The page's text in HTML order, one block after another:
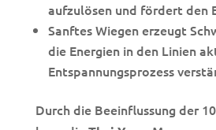
aufzulösen und fördert den
Sanftes Wiegen erzeugt
die Energien in den Linien
Entspannungsprozess
Durch die Beeinflussung der